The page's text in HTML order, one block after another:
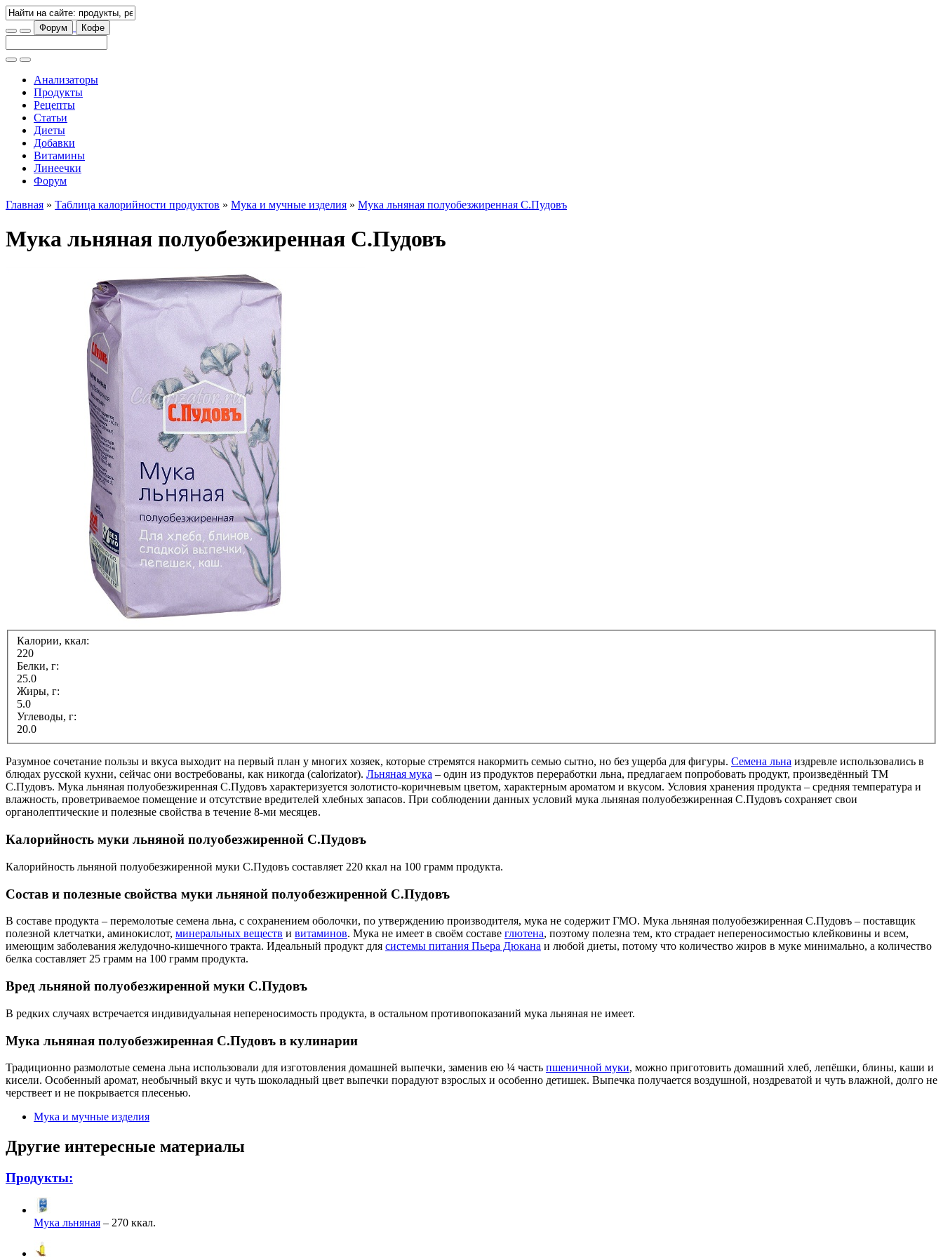
Форум Кофе
Анализаторы
Продукты
Рецепты
Статьи
Диеты
Добавки
Витамины
Линеечки
Форум
Главная » Таблица калорийности продуктов » Мука и мучные изделия » Мука льняная полуобезжиренная С.Пудовъ
Мука льняная полуобезжиренная С.Пудовъ
Калории, ккал:
220
Белки, г:
25.0
Жиры, г:
5.0
Углеводы, г:
20.0
Разумное сочетание пользы и вкуса выходит на первый план у многих хозяек, которые стремятся накормить семью сытно, но без ущерба для фигуры. Семена льна издревле использовались в
блюдах русской кухни, сейчас они востребованы, как никогда (calorizator). Льняная мука – один из продуктов переработки льна, предлагаем попробовать продукт, произведённый ТМ
С.Пудовъ. Мука льняная полуобезжиренная С.Пудовъ характеризуется золотисто-коричневым цветом, характерным ароматом и вкусом. Условия хранения продукта – средняя температура и
влажность, проветриваемое помещение и отсутствие вредителей хлебных запасов. При соблюдении данных условий мука льняная полуобезжиренная С.Пудовъ сохраняет свои
органолептические и полезные свойства в течение 8-ми месяцев.
Калорийность муки льняной полуобезжиренной С.Пудовъ
Калорийность льняной полуобезжиренной муки С.Пудовъ составляет 220 ккал на 100 грамм продукта.
Состав и полезные свойства муки льняной полуобезжиренной С.Пудовъ
В составе продукта – перемолотые семена льна, с сохранением оболочки, по утверждению производителя, мука не содержит ГМО. Мука льняная полуобезжиренная С.Пудовъ – поставщик
полезной клетчатки, аминокислот, минеральных веществ и витаминов. Мука не имеет в своём составе глютена, поэтому полезна тем, кто страдает непереносимостью клейковины и всем,
имеющим заболевания желудочно-кишечного тракта. Идеальный продукт для системы питания Пьера Дюкана и любой диеты, потому что количество жиров в муке минимально, а количество
белка составляет 25 грамм на 100 грамм продукта.
Вред льняной полуобезжиренной муки С.Пудовъ
В редких случаях встречается индивидуальная непереносимость продукта, в остальном противопоказаний мука льняная не имеет.
Мука льняная полуобезжиренная С.Пудовъ в кулинарии
Традиционно размолотые семена льна использовали для изготовления домашней выпечки, заменив ею ¼ часть пшеничной муки, можно приготовить домашний хлеб, лепёшки, блины, каши и
кисели. Особенный аромат, необычный вкус и чуть шоколадный цвет выпечки порадуют взрослых и особенно детишек. Выпечка получается воздушной, ноздреватой и чуть влажной, долго не
черствеет и не покрывается плесенью.
Мука и мучные изделия
Другие интересные материалы
Продукты:
Мука льняная – 270 ккал.